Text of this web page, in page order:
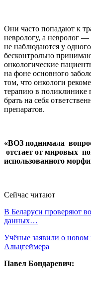
Они часто попадают к
неврологу, а невролог
не наблюдаются у
бесконтрольно
онкологические
на фоне основного
том, что онкологи
терапию в поликлинике
брать на себя
препаратов.
«ВОЗ поднимала
отстает от мировых
использованного
Сейчас читают
В Беларуси проверяют
данных…
Учёные заявили о новом
Альцгеймера
Павел Бондаревич: